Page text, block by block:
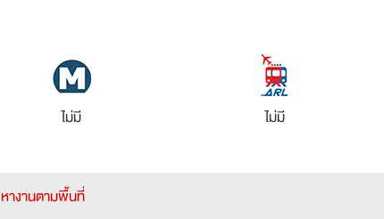
ไม่มี ไม่มี
หางานตามพื้นที่